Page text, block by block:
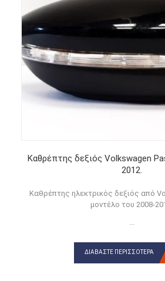
Καθρέπτης δεξιός Volkswagen
2012.
Καθρέπτης ηλεκτρικός δεξιός από
μοντέλο του 2008-
ΔΙΑΒΆΣΤΕ ΠΕΡΙΣΣΌΤΕΡΑ